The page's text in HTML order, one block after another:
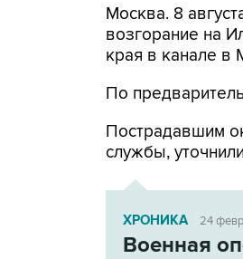
Москва. 8
возгорание на
края в канале в
По
Пострадавшим
службы,
ХРОНИКА 24
Военная